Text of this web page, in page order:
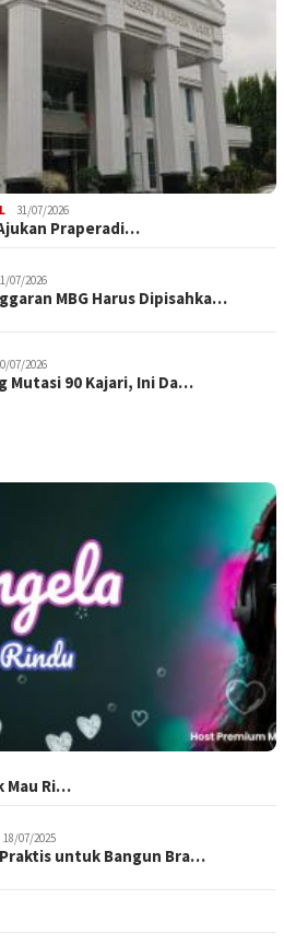
31/07/2026
Praperadi…
07/2026
MBG Harus Dipisahka…
07/2026
Mutasi 90 Kajari, Ini Da…
Mau Ri…
18/07/2025
untuk Bangun Bra…